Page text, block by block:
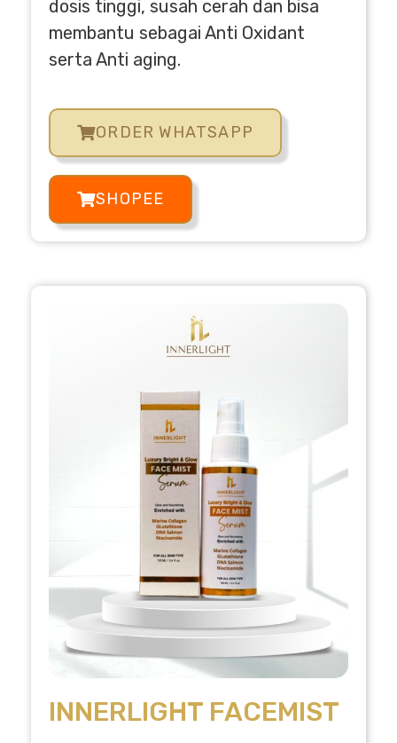
dosis tinggi, susah cerah dan bisa
membantu sebagai Anti Oxidant
serta Anti aging.
ORDER WHATSAPP
SHOPEE
INNERLIGHT FACEMIST